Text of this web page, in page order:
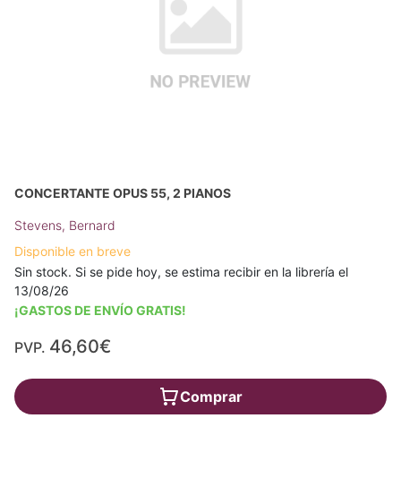
CONCERTANTE OPUS 55, 2 PIANOS
Stevens, Bernard
Disponible en breve
Sin stock. Si se pide hoy, se estima recibir en la librería el
13/08/26
¡GASTOS DE ENVÍO GRATIS!
PVP. 46,60€
Comprar